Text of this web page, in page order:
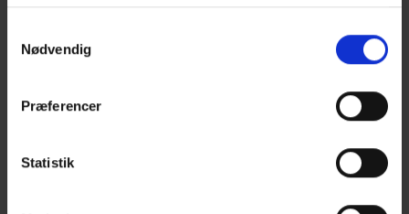
Nødvendig
Præferencer
Statistik
Det byggefaglige nyhedsbrev for medlemmer
Programmet SØMdim, som definerer bæreevnen af søm,
skruer og bolte
søgemaskinen træindex.dk
TRÆhåndbøger og vejledninger i træinfo.dk/butik